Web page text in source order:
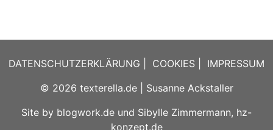
DATENSCHUTZERKLÄRUNG COOKIES
IMPRESSUM
© 2026 texterella.de| Susanne Ackstaller
Site by blogwork.de und Sibylle Zimmermann, hz-
konzept.de